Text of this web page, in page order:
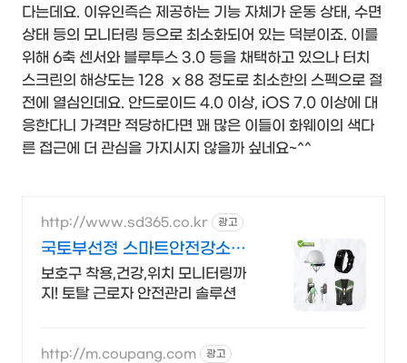
다는데요. 이유인즉슨 제공하는 기능 자체가 운동 상태, 수면
상태 등의 모니터링 등으로 최소화되어 있는 덕분이죠. 이를
위해 6축 센서와 블루투스 3.0 등을 채택하고 있으나 터치
스크린의 해상도는 128 x 88 정도로 최소한의 스펙으로 절
전에 열심인데요. 안드로이드 4.0 이상, iOS 7.0 이상에 대
응한다니 가격만 적당하다면 꽤 많은 이들이 화웨이의 색다
른 접근에 더 관심을 가지시지 않을까 싶네요~^^
http://www.sd365.co.kr 광고
국토부선정 스마트안전강소기
업 합리적인 가격, 무료 컨설팅
보호구 착용,건강,위치 모니터링까
지! 토탈 근로자 안전관리 솔루션
http://m.coupang.com 광고